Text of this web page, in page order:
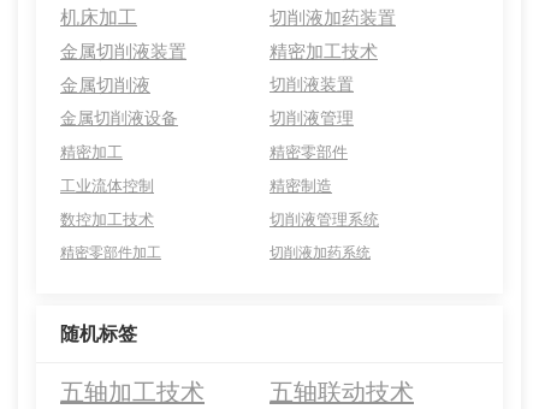
机床加工
切削液加药装置
金属切削液装置
精密加工技术
金属切削液
切削液装置
金属切削液设备
切削液管理
精密加工
精密零部件
工业流体控制
精密制造
数控加工技术
切削液管理系统
精密零部件加工 切削液加药系统
随机标签
五轴加工技术 五轴联动技术